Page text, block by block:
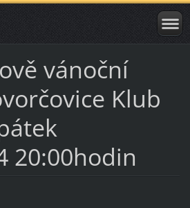
vánoční
Klub
20:00hodin